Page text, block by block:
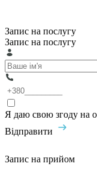
Запис на послугу
Запис на послугу
Я даю свою згоду на
Відправити
Запис на прийом